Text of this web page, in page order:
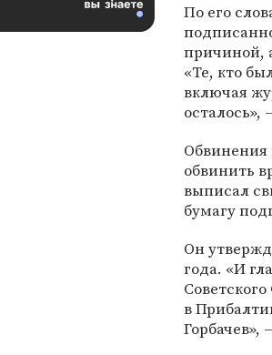
По его
причиной,
«Те, кто
включая
Обвинения
обвинить
выписал
бумагу
Он
года. «И
в
Горбачев»,